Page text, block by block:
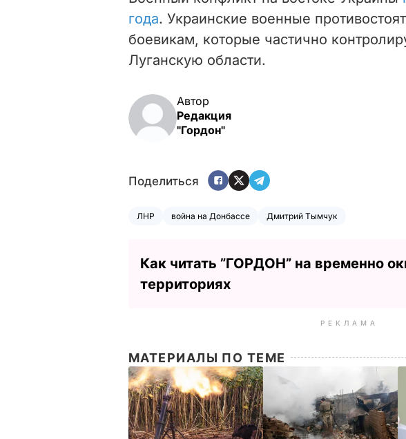
года. Украинские военные
боевикам, которые частично
Луганскую области.
Автор
Редакция
"Гордон"
Поделиться
ЛНР война на Донбассе Дмитрий Тымчук
Как читать ”ГОРДОН” на временно
территориях
РЕКЛАМА
МАТЕРИАЛЫ ПО ТЕМЕ